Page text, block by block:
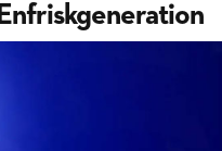
Enfriskgeneration